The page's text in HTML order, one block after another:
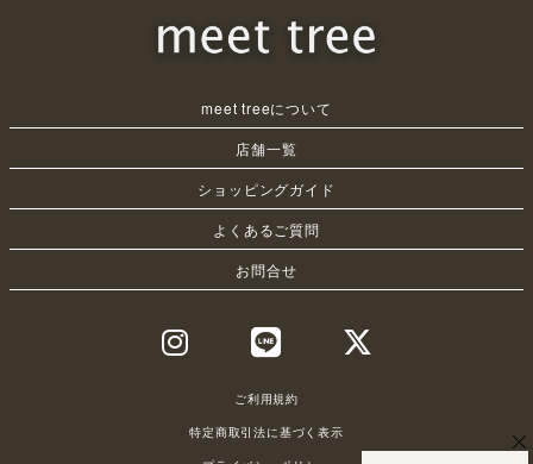
meet treeについて
店舗一覧
ショッピングガイド
よくあるご質問
お問合せ
ご利用規約
特定商取引法に基づく表示